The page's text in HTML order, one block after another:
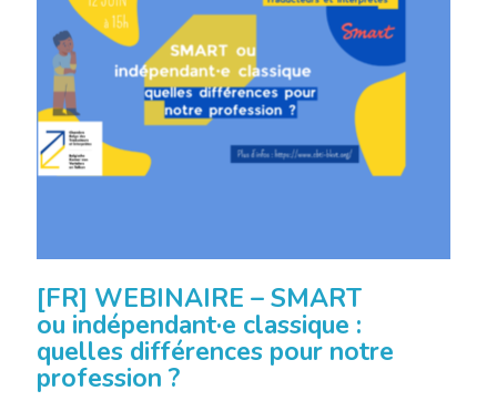
[FR] WEBINAIRE – SMART
ou indépendant·e classique :
quelles différences pour notre
profession ?